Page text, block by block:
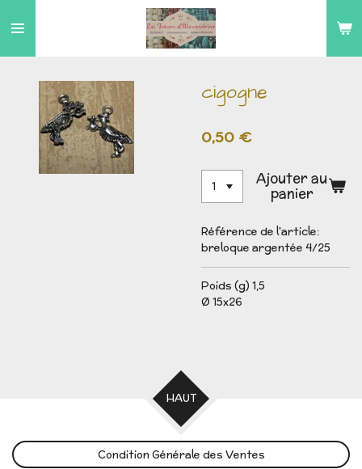
au
cigogne
0,50 €
Ajouter au
panier
Référence de l'article:
breloque argentée 4/25
Poids (g) 1,5
Ø 15x26
HAUT
Condition Générale des Ventes